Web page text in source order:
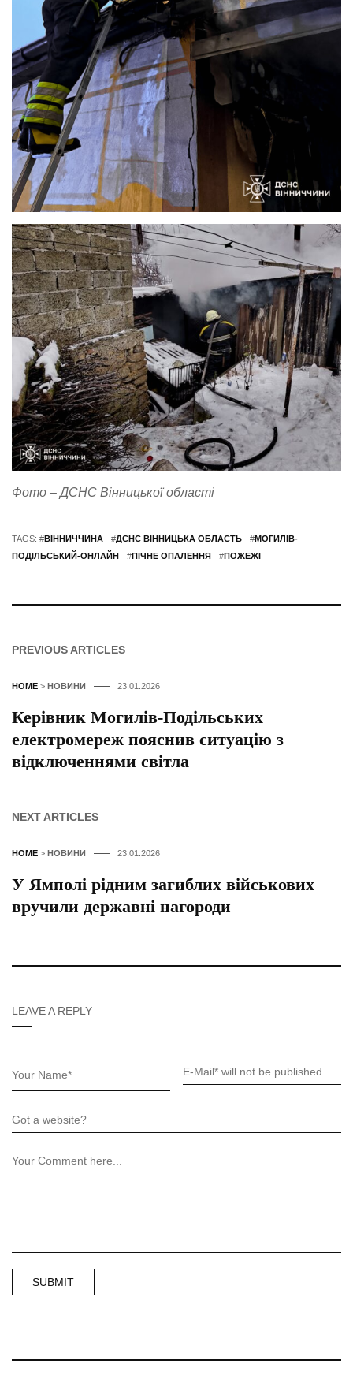
Фото – ДСНС Вінницької області
TAGS: #ВІННИЧЧИНА #ДСНС ВІННИЦЬКА ОБЛАСТЬ #МОГИЛІВ-
ПОДІЛЬСЬКИЙ-ОНЛАЙН
#ПІЧНЕ ОПАЛЕННЯ #ПОЖЕЖІ
PREVIOUS ARTICLES
HOME > НОВИНИ 23.01.2026
Керівник Могилів-Подільських
електромереж пояснив ситуацію з
відключеннями світла
NEXT ARTICLES
HOME > НОВИНИ 23.01.2026
У Ямполі рідним загиблих військових
вручили державні нагороди
LEAVE A REPLY